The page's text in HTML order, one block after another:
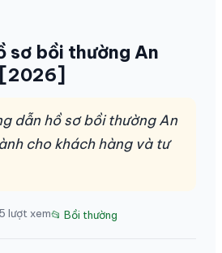
sơ bồi thường An
dẫn hồ sơ bồi thường An
cho khách hàng và tư
lượt xem📂 Bồi thường